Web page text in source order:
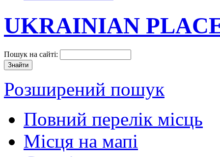
UKRAINIAN
Пошук на сайті:
Розширений пошук
Повний перелік місць
Місця на мапі